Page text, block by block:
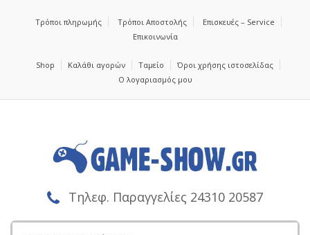
Τρόποι πληρωμής Τρόποι Αποστολής
Επισκευές – Service
Επικοινωνία
Shop Καλάθι αγορών Ταμείο
Όροι χρήσης ιστοσελίδας
Ο λογαριασμός μου
Τηλεφ. Παραγγελίες 24310 20587